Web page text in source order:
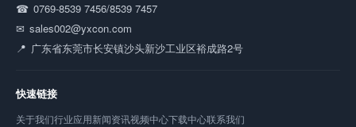
0769-8539 7456/8539 7457
sales002@yxcon.com
广东省东莞市长安镇沙头新沙工业区裕成路2号
快速链接
关于我们行业应用新闻资讯视频中心下载中心联系我们